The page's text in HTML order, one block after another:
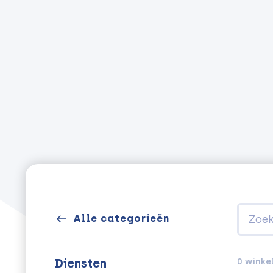
Alle categorieën
Diensten 0